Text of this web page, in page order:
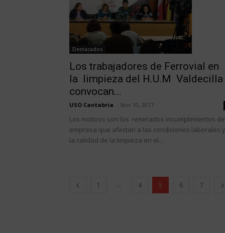
Destacados
Los trabajadores de Ferrovial en
la limpieza del H.U.M Valdecilla
convocan...
USO Cantabria Nov 10, 2017
Los motivos son los reiterados incumplimientos
empresa que afectan a las condiciones laborales
la calidad de la limpieza en el...
1 ... 4 5 6 7